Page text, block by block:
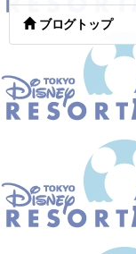
ブログトップ